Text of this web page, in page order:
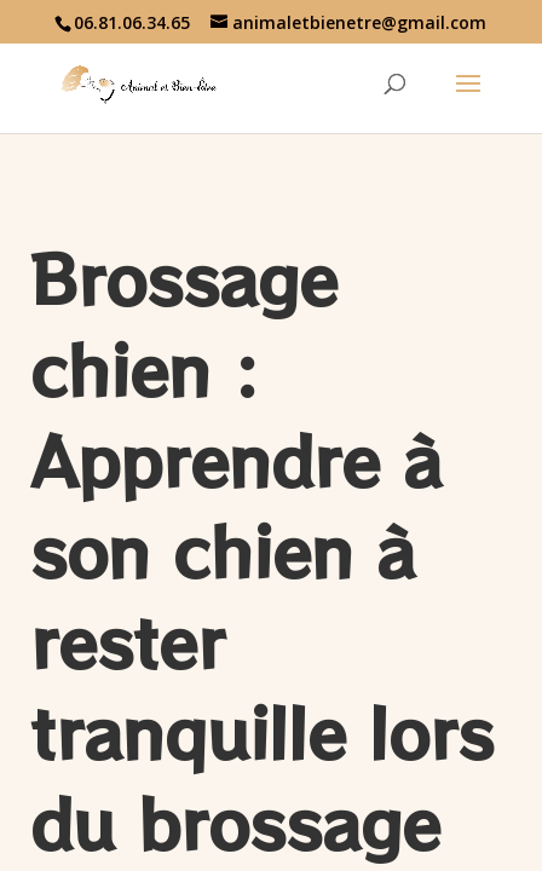
06.81.06.34.65 animaletbienetre@gmail.com
Brossage
chien :
Apprendre à
son chien à
rester
tranquille lors
du brossage